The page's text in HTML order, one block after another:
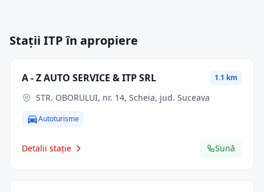
Stații ITP în apropiere
A - Z AUTO SERVICE & ITP SRL 1.1 km
STR. OBORULUI, nr. 14, Scheia, jud. Suceava
Autoturisme
Detalii stație Sună